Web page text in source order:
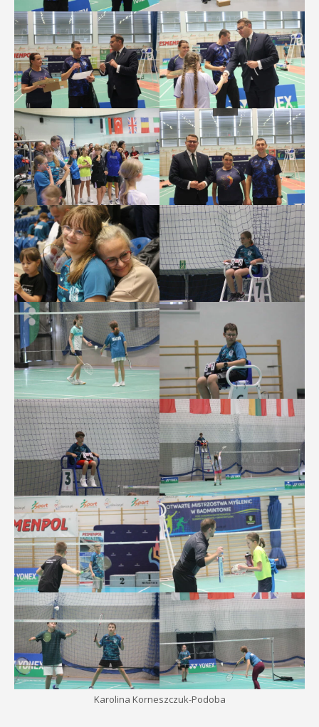
Karolina Korneszczuk-Podoba